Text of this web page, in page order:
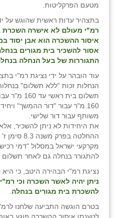
מטעם הפרקליטות.
בתצהיר עדות ראשית שהוגש על
רמ"י מעולם לא אישרה השכרת
איסור ההשכרה הוא אבן יסוד
אסור להשכיר בית מגורים
התגוררות של בעל הנחלה
עוד הובהר על ידי נציגת רמ"י
הנחלות זכות "ללא תשלום"
תשלום בית ראשי עד 160 מ"ר עבור בעל הנחלה, בית שני עד
משותף עבור דור שלישי.
את היחידות לא ניתן להשכיר,
ההחלטה
מקרקעי ישראל במסלול "דמי
להתגורר בנחלה גם לאחר תשלום
נציגת רמ"י הבהירה היטב, כי היא
ניתן יהיה לאשר השכרה וכי
להשכרת בית מגורים בנחלה
בטרם הוגשה התביעה שלחנו